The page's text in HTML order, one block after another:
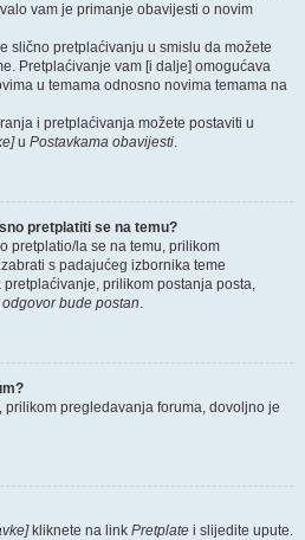
vam je primanje obavijesti o novim
slično pretplaćivanju u smislu da možete
Pretplaćivanje vam [i dalje] omogućava
u temama odnosno novima temama na
i pretplaćivanja možete postaviti u
u Postavkama obavijesti.
pretplatiti se na temu?
pretplatio/la se na temu, prilikom
s padajućeg izbornika teme
prilikom postanja posta,
bude postan.
prilikom pregledavanja foruma, dovoljno je
kliknete na link Pretplate i slijedite upute.